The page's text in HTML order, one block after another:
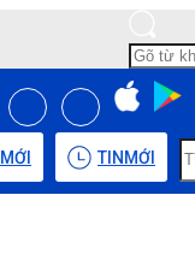
MỚI TIN MỚI